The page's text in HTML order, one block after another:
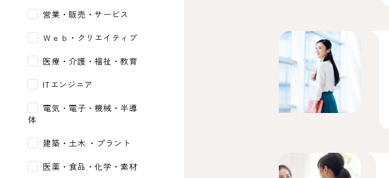
営業・販売・サービス
Ｗｅｂ・クリエイティブ
医療・介護・福祉・教育
ITエンジニア
電気・電子・機械・半導
体
建築・土木 ・プラント
医薬・食品・化学・素材